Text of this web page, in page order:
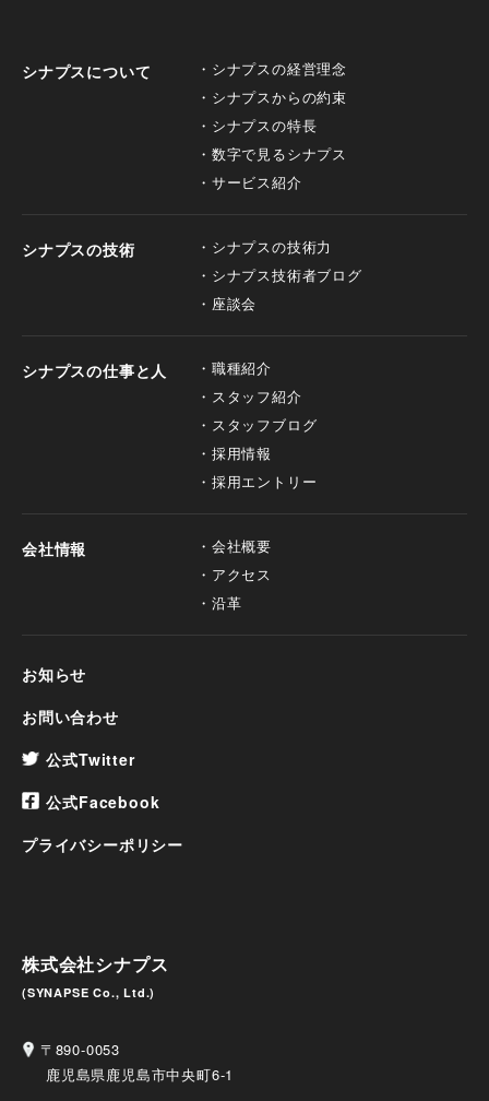
株式会社シナプス
(SYNAPSE Co., Ltd.)
〒890-0053
鹿児島県鹿児島市中央町6-1
シナプスについて
シナプスの経営理念
シナプスからの約束
シナプスの特長
数字で見るシナプス
サービス紹介
シナプスの技術
シナプスの技術力
シナプス技術者ブログ
座談会
シナプスの仕事と人
職種紹介
スタッフ紹介
スタッフブログ
採用情報
採用エントリー
会社情報
会社概要
アクセス
沿革
お知らせ
お問い合わせ
公式Twitter
公式Facebook
プライバシーポリシー